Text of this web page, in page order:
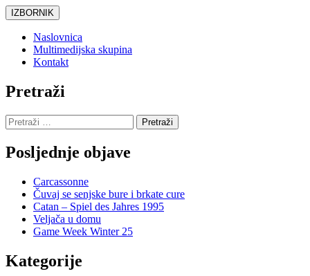
Skoči
do
sadržaja
IZBORNIK
Naslovnica
Multimedijska skupina
Kontakt
Pretraži
Pretraži:
Posljednje objave
Carcassonne
Čuvaj se senjske bure i brkate cure
Catan – Spiel des Jahres 1995
Veljača u domu
Game Week Winter 25
Kategorije